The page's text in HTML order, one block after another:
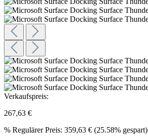
Verkaufspreis:
267,63 €
% Regulärer Preis: 359,63 € (25.58% gespart)